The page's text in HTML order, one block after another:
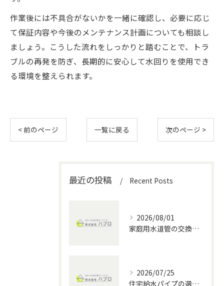
作業後には不具合がないかを一緒に確認し、必要に応じ
て保証内容や今後のメンテナンス計画についても相談し
ましょう。こうした流れをしっかりと踏むことで、トラ
ブルの再発を防ぎ、長期的に安心して水回りを使用でき
る環境を整えられます。
< 前のページ 一覧に戻る 次のページ >
最近の投稿 Recent Posts
2026/08/01
家庭用水道管の交換方法と水回りメンテナンスの費用・DIYポイント徹底解説
2026/07/25
住宅給水パイプの選び方と愛知県の水回りメンテナンス完全ガイド